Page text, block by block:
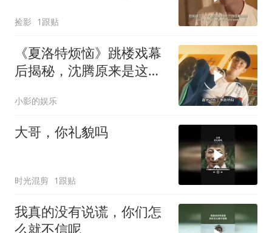
捡影 1跟贴
《夏洛特烦恼》跳楼戏幕
后揭秘，沈腾原来是这样
小影的娱乐
大哥，你礼貌吗
时光混剪 1跟贴
我真的没有说谎，你们怎
么就不信呢